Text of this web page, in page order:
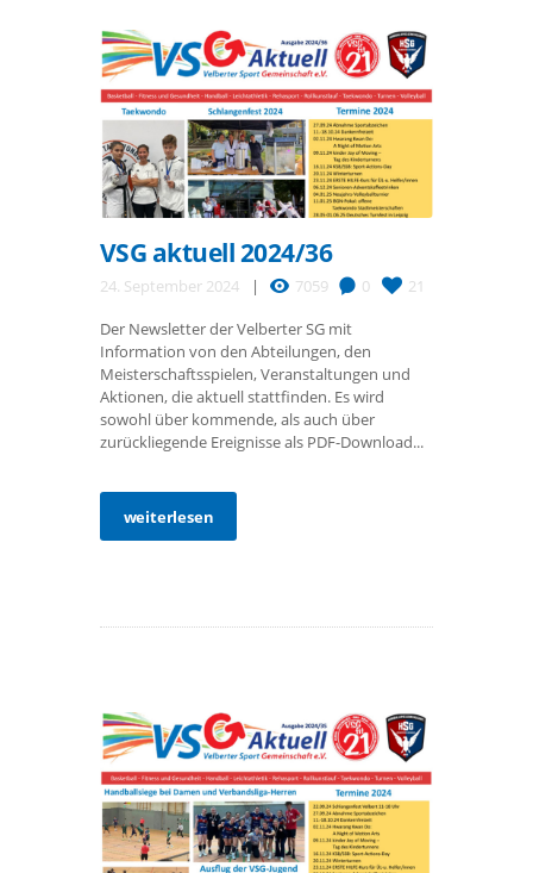
VSG aktuell 2024/36
24. September 2024 7059 0 21
Der Newsletter der Velberter SG mit
Information von den Abteilungen, den
Meisterschaftsspielen, Veranstaltungen und
Aktionen, die aktuell stattfinden. Es wird
sowohl über kommende, als auch über
zurückliegende Ereignisse als PDF-Download...
weiterlesen